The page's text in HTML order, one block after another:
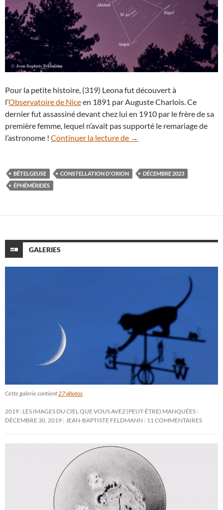
Pour la petite histoire, (319) Leona fut découvert à
l’Observatoire de Niceen 1891 par Auguste Charlois. Ce
dernier fut assassiné devant chez lui en 1910 par le frère de sa
première femme, lequel n’avait pas supporté le remariage de
l’astronome ! Continuer la lecture de Éphémérides : le ciel du
→
BÉTELGEUSE CONSTELLATION D'ORION
DÉCEMBRE 2023
ÉPHÉMÉRIDES
GALERIES
Cette galerie contient27 photos.
2019 : LES IMAGES DU CIEL QUE VOUS AVEZ (PEUT-ÊTRE) MANQUÉES
DÉCEMBRE 30, 2019 JEAN-BAPTISTE FELDMANN 11 COMMENTAIRES